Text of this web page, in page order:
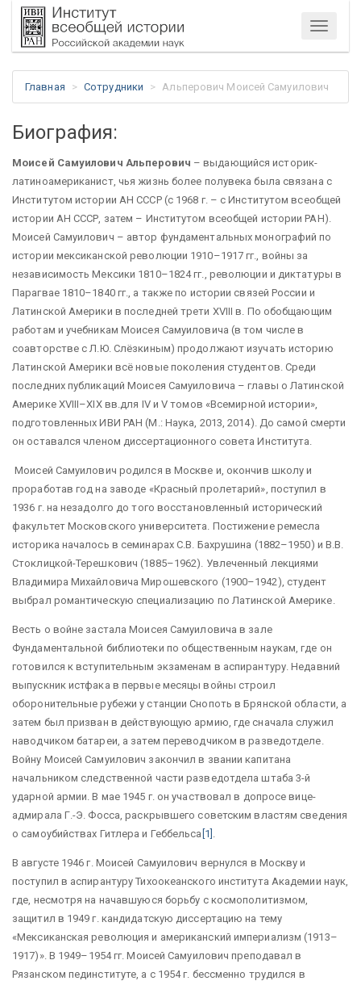
Меню
Главная Сотрудники Альперович Моисей Самуилович
Биография:
Моисей Самуилович Альперович – выдающийся историк-
латиноамериканист, чья жизнь более полувека была связана с
Институтом истории АН СССР (с 1968 г. – с Институтом всеобщей
истории АН СССР, затем – Институтом всеобщей истории РАН).
Моисей Самуилович – автор фундаментальных монографий по
истории мексиканской революции 1910–1917 гг., войны за
независимость Мексики 1810–1824 гг., революции и диктатуры в
Парагвае 1810–1840 гг., а также по истории связей России и
Латинской Америки в последней трети XVIII в. По обобщающим
работам и учебникам Моисея Самуиловича (в том числе в
соавторстве с Л.Ю. Слёзкиным) продолжают изучать историю
Латинской Америки всё новые поколения студентов. Среди
последних публикаций Моисея Самуиловича – главы о Латинской
Америке XVIII–XIX вв.для IV и V томов «Всемирной истории»,
подготовленных ИВИ РАН (М.: Наука, 2013, 2014). До самой смерти
он оставался членом диссертационного совета Института.
Моисей Самуилович родился в Москве и, окончив школу и
проработав год на заводе «Красный пролетарий», поступил в
1936 г. на незадолго до того восстановленный исторический
факультет Московского университета. Постижение ремесла
историка началось в семинарах С.В. Бахрушина (1882–1950) и В.В.
Стоклицкой-Терешкович (1885–1962). Увлеченный лекциями
Владимира Михайловича Мирошевского (1900–1942), студент
выбрал романтическую специализацию по Латинской Америке.
Весть о войне застала Моисея Самуиловича в зале
Фундаментальной библиотеки по общественным наукам, где он
готовился к вступительным экзаменам в аспирантуру. Недавний
выпускник истфака в первые месяцы войны строил
оборонительные рубежи у станции Снопоть в Брянской области, а
затем был призван в действующую армию, где сначала служил
наводчиком батареи, а затем переводчиком в разведотделе.
Войну Моисей Самуилович закончил в звании капитана
начальником следственной части разведотдела штаба 3-й
ударной армии. В мае 1945 г. он участвовал в допросе вице-
адмирала Г.-Э. Фосса, раскрывшего советским властям сведения
о самоубийствах Гитлера и Геббельса [1] .
В августе 1946 г. Моисей Самуилович вернулся в Москву и
поступил в аспирантуру Тихоокеанского института Академии наук,
где, несмотря на начавшуюся борьбу с космополитизмом,
защитил в 1949 г. кандидатскую диссертацию на тему
«Мексиканская революция и американский империализм (1913–
1917)». В 1949–1954 гг. Моисей Самуилович преподавал в
Рязанском пединституте, а с 1954 г. бессменно трудился в